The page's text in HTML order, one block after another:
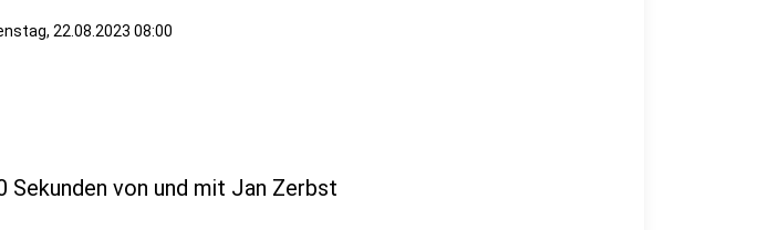
22.08.2023 08:00
Sekunden von und mit Jan Zerbst